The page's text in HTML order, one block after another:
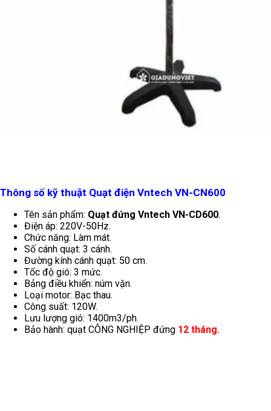
Thông số kỹ thuật Quạt điện Vntech VN-CN600
Tên sản phẩm: Quạt đứng Vntech VN-CD600.
Điện áp: 220V-50Hz.
Chức năng: Làm mát.
Số cánh quạt: 3 cánh.
Đường kính cánh quạt: 50 cm.
Tốc độ gió: 3 mức.
Bảng điều khiển: núm vặn.
Loại motor: Bạc thau.
Công suất: 120W.
Lưu lượng gió: 1400m3/ph.
Bảo hành: quạt CÔNG NGHIỆP đứng 12 tháng.